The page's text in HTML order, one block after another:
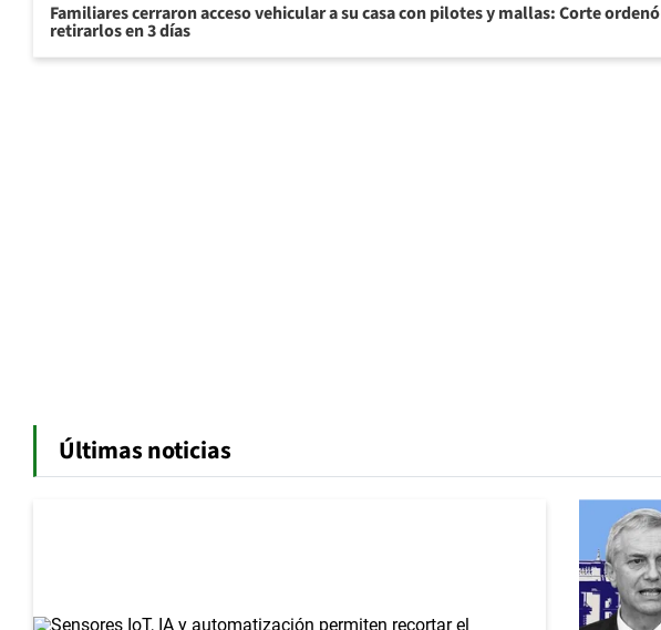
Familiares cerraron acceso vehicular a su casa con pilotes y mallas: Corte ordenó
retirarlos en 3 días
Últimas noticias